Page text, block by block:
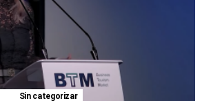
Sin categorizar